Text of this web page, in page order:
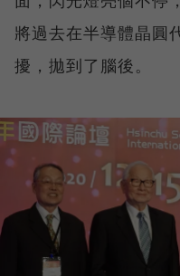
將過去在半導體晶圓
擾，拋到了腦後。